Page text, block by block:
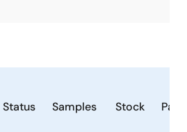
Status Samples Stock